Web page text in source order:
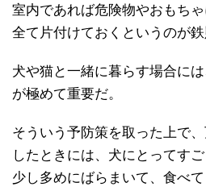
室内であれば危険物やおもち
全て片付けておくというのが鉄
犬や猫と一緒に暮らす場合に
が極めて重要だ。
そういう予防策を取った上で
したときには、犬にとってす
少し多めにばらまいて、食べ